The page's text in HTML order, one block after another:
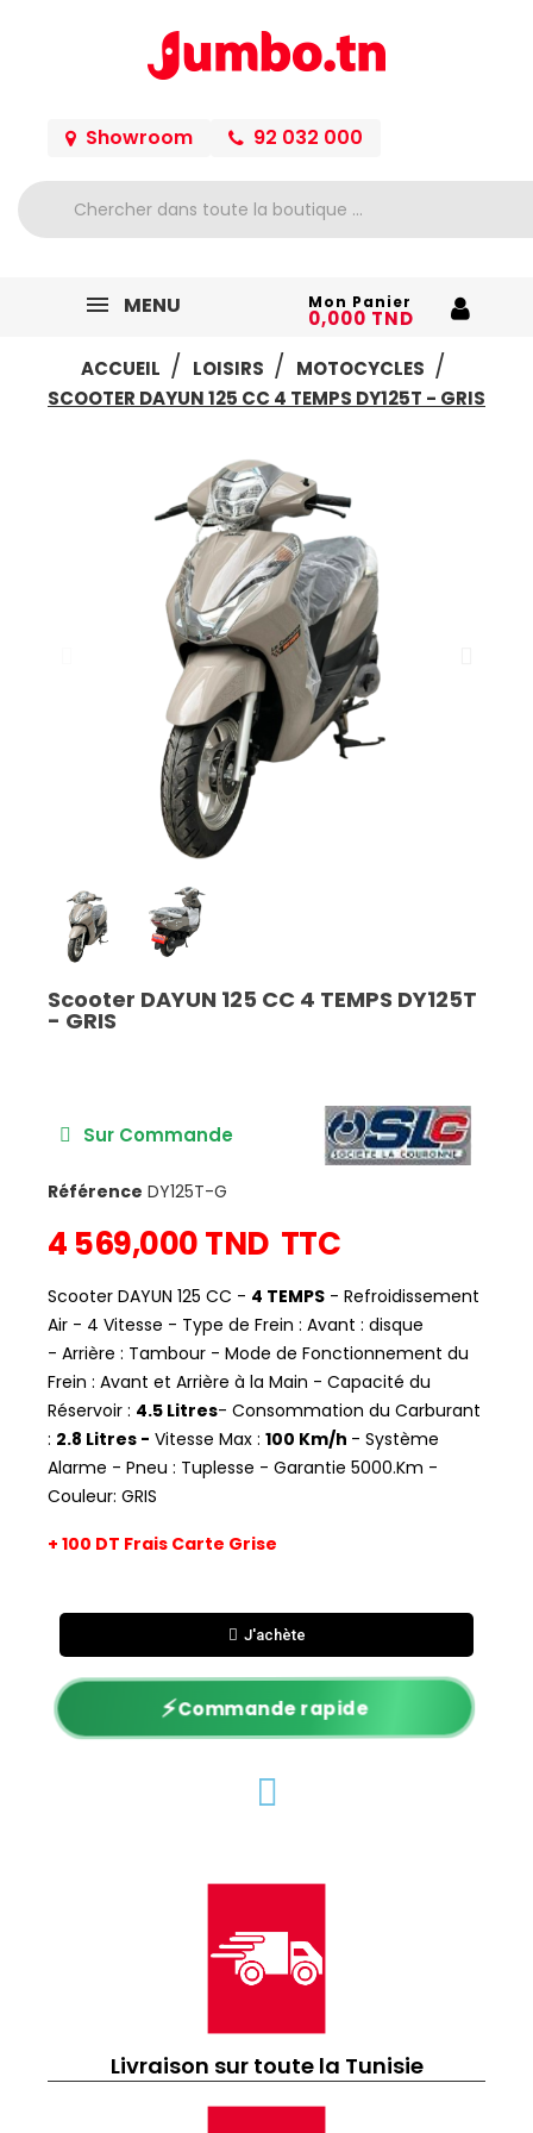
Showroom 92 032 000
MENU Mon Panier
0,000 TND
ACCUEIL
LOISIRS
MOTOCYCLES
SCOOTER DAYUN 125 CC 4 TEMPS DY125T - GRIS
Scooter DAYUN 125 CC 4 TEMPS DY125T
- GRIS
Sur Commande
Référence DY125T-G
4 569,000 TND TTC
Scooter DAYUN 125 CC - 4 TEMPS - Refroidissement
Air - 4 Vitesse - Type de Frein : Avant : disque
- Arrière : Tambour - Mode de Fonctionnement du
Frein : Avant et Arrière à la Main - Capacité du
Réservoir : 4.5 Litres- Consommation du Carburant
: 2.8 Litres - Vitesse Max : 100 Km/h - Système
Alarme - Pneu : Tuplesse - Garantie 5000.Km -
Couleur: GRIS
+ 100 DT Frais Carte Grise
J'achète
⚡Commande rapide
Livraison sur toute la Tunisie